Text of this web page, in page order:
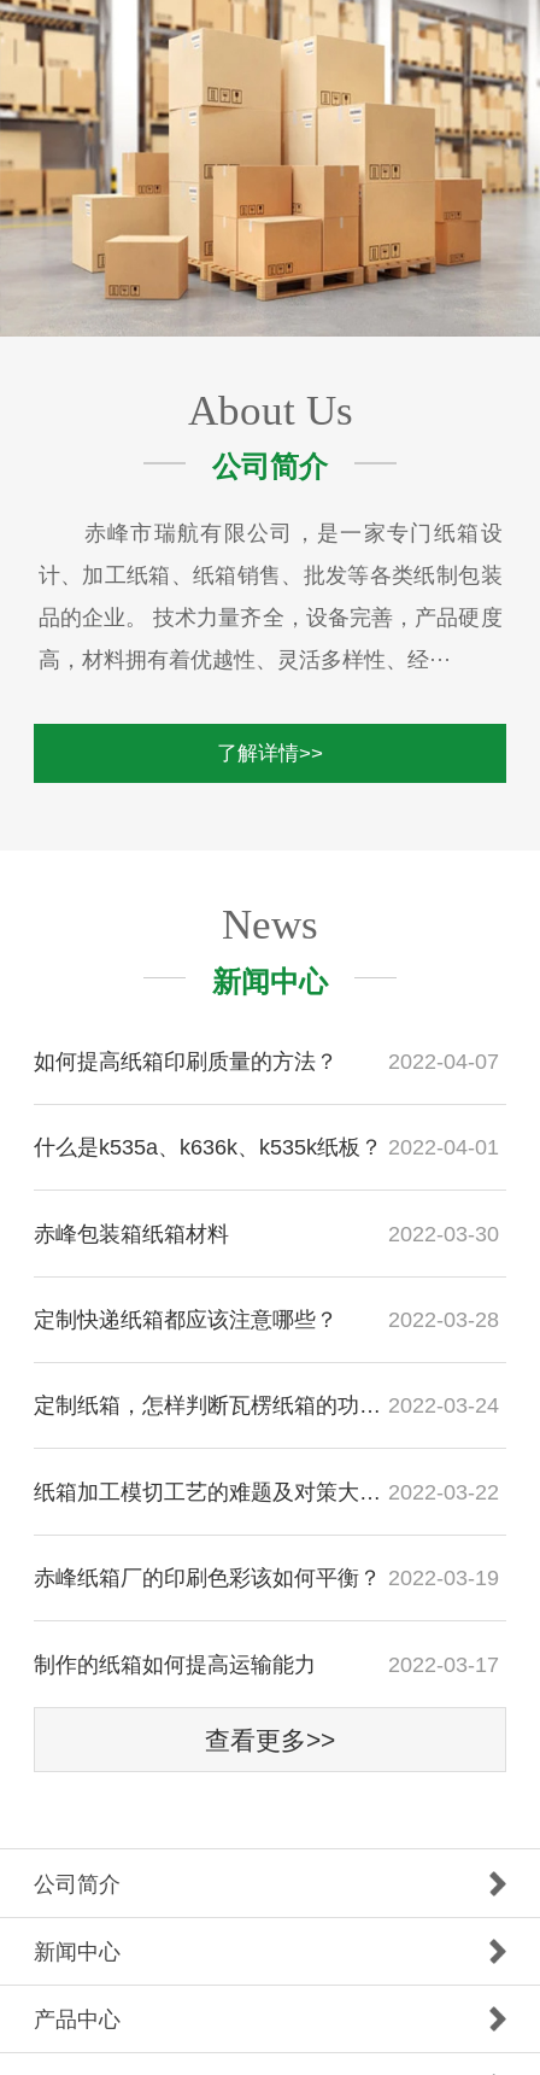
About Us
公司简介
赤峰市瑞航有限公司，是一家专门纸箱设
计、加工纸箱、纸箱销售、批发等各类纸制包装
品的企业。 技术力量齐全，设备完善，产品硬度
高，材料拥有着优越性、灵活多样性、经···
了解详情>>
News
新闻中心
如何提高纸箱印刷质量的方法？ 2022-04-07
什么是k535a、k636k、k535k纸板？ 2022-04-01
赤峰包装箱纸箱材料 2022-03-30
定制快递纸箱都应该注意哪些？ 2022-03-28
定制纸箱，怎样判断瓦楞纸箱的功能质量是否合格？ 2022-03-24
纸箱加工模切工艺的难题及对策大盘点 2022-03-22
赤峰纸箱厂的印刷色彩该如何平衡？ 2022-03-19
制作的纸箱如何提高运输能力 2022-03-17
查看更多>>
公司简介
新闻中心
产品中心